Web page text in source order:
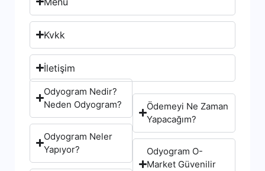
Kvkk
İletişim
Odyogram Nedir?
Neden Odyogram?
Odyogram Neler
Yapıyor?
Ödemeyi Ne Zaman
Yapacağım?
Odyogram O-
Market Güvenilir